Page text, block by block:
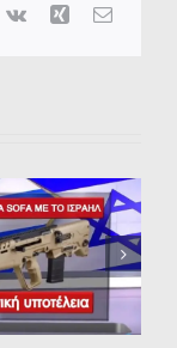
Vk Xing Email